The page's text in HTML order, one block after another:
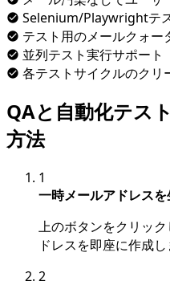
Selenium/Playwrightテ
テスト用のメールクォー
並列テスト実行サポート
各テストサイクルのクリ
QAと自動化テス
方法
1
一時メールアドレス
上のボタンをクリッ
ドレスを即座に作成し
2